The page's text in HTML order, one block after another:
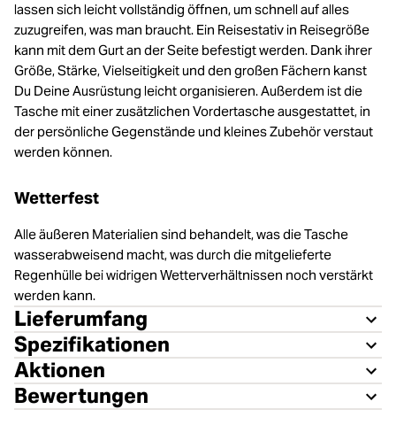
lassen sich leicht vollständig öffnen, um schnell auf alles
zuzugreifen, was man braucht. Ein Reisestativ in Reisegröße
kann mit dem Gurt an der Seite befestigt werden. Dank ihrer
Größe, Stärke, Vielseitigkeit und den großen Fächern kanst
Du Deine Ausrüstung leicht organisieren. Außerdem ist die
Tasche mit einer zusätzlichen Vordertasche ausgestattet, in
der persönliche Gegenstände und kleines Zubehör verstaut
werden können.
Wetterfest
Alle äußeren Materialien sind behandelt, was die Tasche
wasserabweisend macht, was durch die mitgelieferte
Regenhülle bei widrigen Wetterverhältnissen noch verstärkt
werden kann.
Lieferumfang
Spezifikationen
Aktionen
Bewertungen